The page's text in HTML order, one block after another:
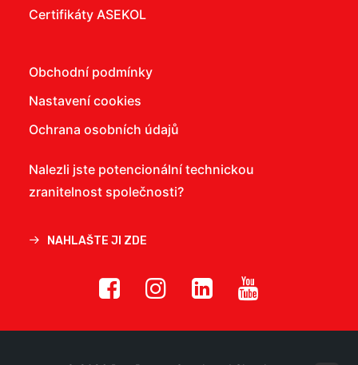
Certifikáty ASEKOL
Obchodní podmínky
Nastavení cookies
Ochrana osobních údajů
Nalezli jste potencionální technickou
zranitelnost společnosti?
NAHLAŠTE JI ZDE